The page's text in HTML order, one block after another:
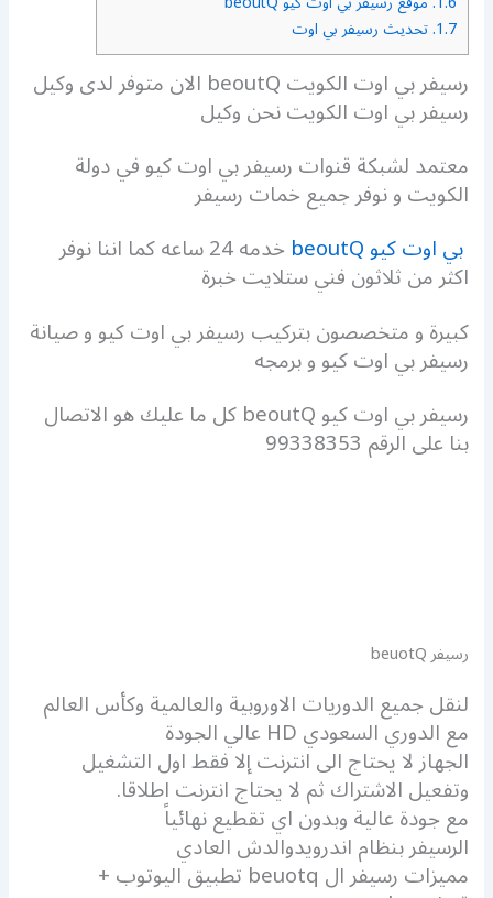
1.7. تحديث رسيفر بي اوت
رسيفر بي اوت الكويت beoutQ الان متوفر لدى وكيل
رسيفر بي اوت الكويت نحن وكيل
معتمد لشبكة قنوات رسيفر بي اوت كيو في دولة
الكويت و نوفر جميع خمات رسيفر
بي اوت كيو beoutQ
خدمه 24 ساعه كما اننا نوفر
اكثر من ثلاثون فني ستلايت خبرة
كبيرة و متخصصون بتركيب رسيفر بي اوت كيو و صيانة
رسيفر بي اوت كيو و برمجه
رسيفر بي اوت كيو beoutQ كل ما عليك هو الاتصال
بنا على الرقم 99338353
رسيفر beuotQ
لنقل جميع الدوريات الاوروبية والعالمية وكأس العالم
مع الدوري السعودي HD عالي الجودة
الجهاز لا يحتاج الى انترنت إلا فقط اول التشغيل
وتفعيل الاشتراك ثم لا يحتاج انترنت اطلاقا.
مع جودة عالية وبدون اي تقطيع نهائياً
الرسيفر بنظام اندرويدوالدش العادي
مميزات رسيفر ال beuotq تطبيق اليوتوب +